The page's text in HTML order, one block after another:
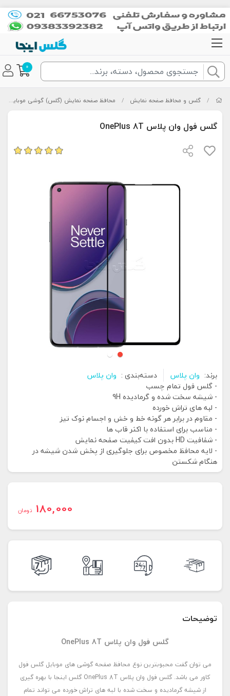
0
/ گلس و محافظ صفحه نمایش / محافظ صفحه نمایش (گلس) گوشی موبایل
گلس فول وان پلاس OnePlus 8T
برند: وان پلاس دسته‌بندی : وان پلاس
- گلس فول تمام چسب
- شیشه سخت شده و گرمادیده 9H
- لبه های تراش خورده
- مقاوم در برابر هر گونه خط و خش و اجسام نوک تیز
- مناسب برای استفاده با اکثر قاب ها
- شفافیت HD بدون افت کیفیت صفحه نمایش
- لایه محافظ مخصوص برای جلوگیری از پخش شدن شیشه در
هنگام شکستن
180,000 تومان
توضیحات
گلس فول وان پلاس OnePlus 8T
می توان گفت محبوبترین نوع محافظ صفحه گوشی های موبایل گلس فول
کاور می باشد. گلس فول وان پلاس OnePlus 8T گلس اینجا با بهره گیری
از شیشه گرمادیده و سخت شده با لبه های تراش خورده می تواند تمام